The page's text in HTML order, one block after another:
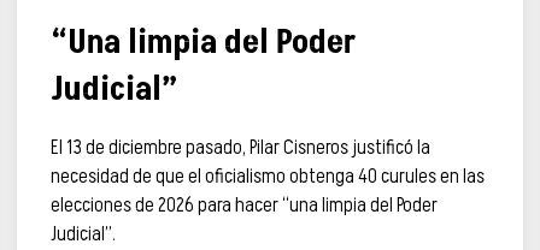
“Una limpia del Poder
Judicial”
El 13 de diciembre pasado, Pilar Cisneros justificó la
necesidad de que el oficialismo obtenga 40 curules en las
elecciones de 2026 para hacer “una limpia del Poder
Judicial”.